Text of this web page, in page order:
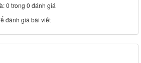
0 trong 0 đánh giá
đánh giá bài viết